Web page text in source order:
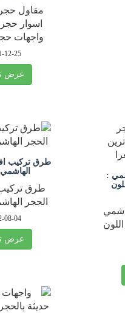
مقاول
اسوار
واجهات
25 05:53:01
عرض
:
طرق تركيب
الهاشمي
طرق
الحجر الهاشمي
04 18:53:18
عرض